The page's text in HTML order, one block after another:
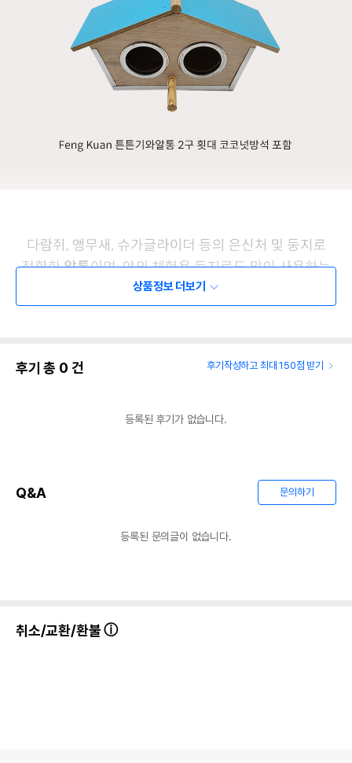
상품정보 더보기
후기 총 0 건 후기작성하고 최대 150점 받기
등록된 후기가 없습니다.
Q&A 문의하기
등록된 문의글이 없습니다.
취소/교환/환불